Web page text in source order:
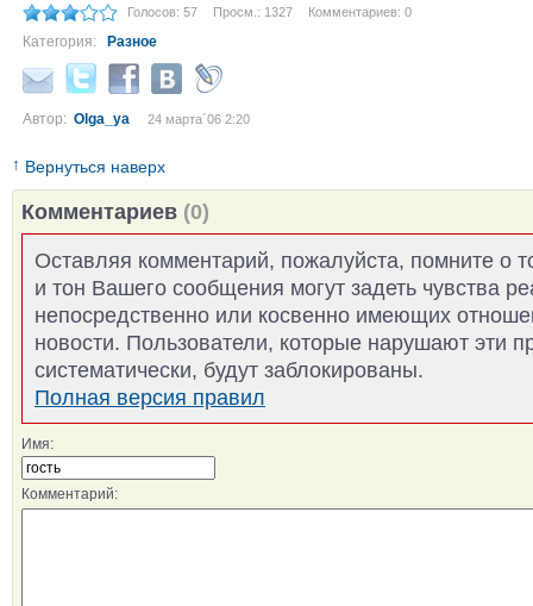
Голосов: 57 Просм.: 1327 Комментариев: 0
Категория: Разное
Автор: Olga_ya 24 марта´06 2:20
↑ Вернуться наверх
Комментариев (0)
Оставляя комментарий, пожалуйста, помните о
и тон Вашего сообщения могут задеть чувства
непосредственно или косвенно имеющих
новости. Пользователи, которые нарушают эти
систематически, будут заблокированы.
Полная версия правил
Имя:
Комментарий: